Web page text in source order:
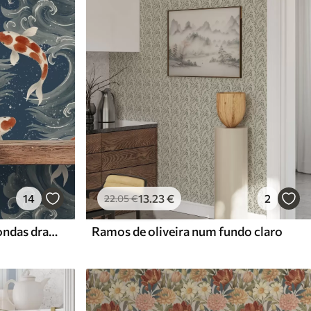
14
Peixes koi nadando entre ondas dramáticas do oceano
22.05€13.23€ 2
Ramos de oliveira num fundo claro